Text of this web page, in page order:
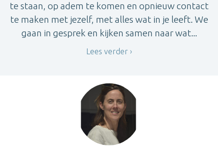
te staan, op adem te komen en opnieuw contact
te maken met jezelf, met alles wat in je leeft. We
gaan in gesprek en kijken samen naar wat...
Lees verder